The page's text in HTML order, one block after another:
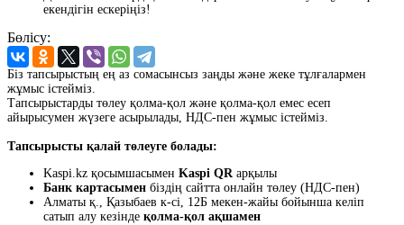
екендігін ескеріңіз!
Бөлісу:
Біз тапсырыстың ең аз сомасынсыз заңды және жеке тұлғалармен
жұмыс істейміз.
Тапсырыстарды төлеу қолма-қол және қолма-қол емес есеп
айырысумен жүзеге асырылады, НДС-пен жұмыс істейміз.
Тапсырысты қалай төлеуге болады:
Kaspi.kz қосымшасымен Kaspi QRарқылы
Банк картасымен біздің сайтта онлайн төлеу (НДС-пен)
Алматы қ., Қазыбаев к-сі, 12Б мекен-жайы бойынша келіп
сатып алу кезінде қолма-қол ақшамен